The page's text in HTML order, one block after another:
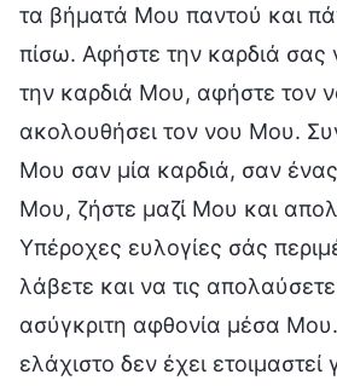
τα βήματά Μου παντού και
πίσω. Αφήστε την καρδιά σας
την καρδιά Μου, αφήστε τον
ακολουθήσει τον νου Μου.
Μου σαν μία καρδιά, σαν
Μου, ζήστε μαζί Μου και
Υπέροχες ευλογίες σάς
λάβετε και να τις
ασύγκριτη αφθονία μέσα
ελάχιστο δεν έχει ετοιμαστεί